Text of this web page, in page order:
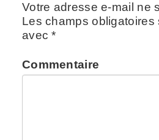
Votre adresse e-mail ne
Les champs obligatoires
avec*
Commentaire